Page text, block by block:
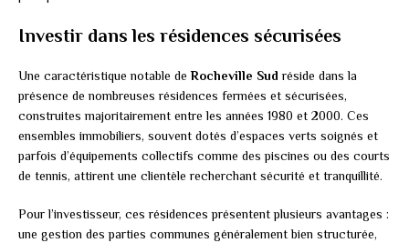
Investir dans les résidences sécurisées
Une caractéristique notable deRocheville Sud réside dans la
présence de nombreuses résidences fermées et sécurisées,
construites majoritairement entre les années 1980 et 2000. Ces
ensembles immobiliers, souvent dotés d’espaces verts soignés et
parfois d’équipements collectifs comme des piscines ou des courts
de tennis, attirent une clientèle recherchant sécurité et tranquillité.
Pour l’investisseur, ces résidences présentent plusieurs avantages :
une gestion des parties communes généralement bien structurée,